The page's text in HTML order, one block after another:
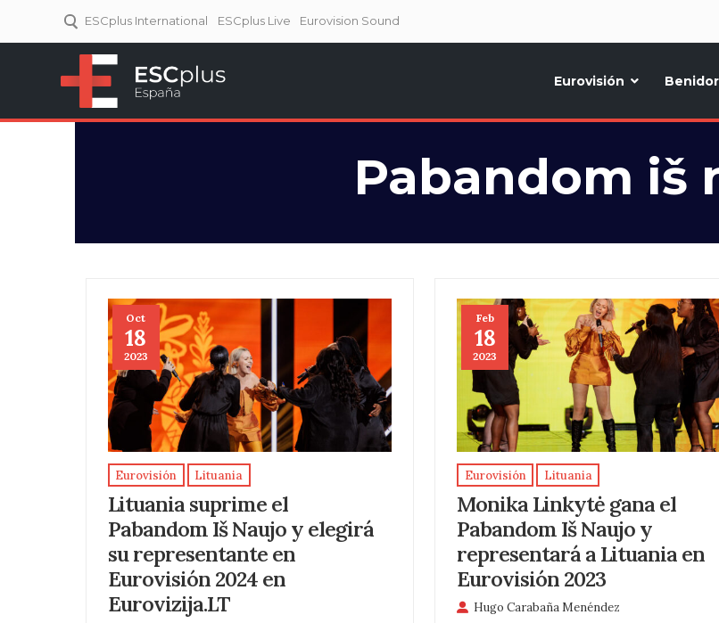
ESCplus International ESCplus Live Eurovision Sound
Eurovisión
Pabandom iš
Oct
18
2023
Eurovisión Lituania
Lituania suprime el
Pabandom Iš Naujo y elegirá
su representante en
Eurovisión 2024 en
Eurovizija.LT
Feb
18
2023
Eurovisión Lituania
Monika Linkytė gana el
Pabandom Iš Naujo y
representará a Lituania en
Eurovisión 2023
Hugo Carabaña Menéndez